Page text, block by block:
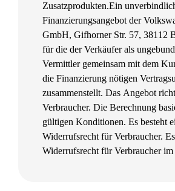
Zusatzprodukten.Ein
Finanzierungsangebot der
GmbH, Gifhorner Str. 57, 38112
für die der Verkäufer als
Vermittler gemeinsam mit dem
die Finanzierung nötigen
zusammenstellt. Das Angebot
Verbraucher. Die Berechnung
gültigen Konditionen. Es besteht
Widerrufsrecht für Verbraucher.
Widerrufsrecht für Verbraucher im